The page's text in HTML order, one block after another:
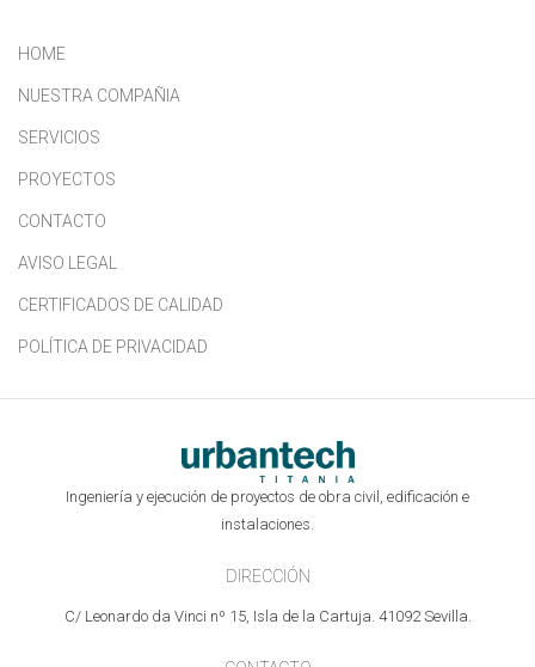
HOME
NUESTRA COMPAÑIA
SERVICIOS
PROYECTOS
CONTACTO
AVISO LEGAL
CERTIFICADOS DE CALIDAD
POLÍTICA DE PRIVACIDAD
Ingeniería y ejecución de proyectos de obra civil, edificación e
instalaciones.
DIRECCIÓN
C/ Leonardo da Vinci nº 15, Isla de la Cartuja. 41092 Sevilla.